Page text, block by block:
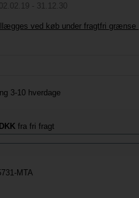
- 31.12.30
ved køb under fragtfri grænse
3-10 hverdage
fra fri fragt
MTA